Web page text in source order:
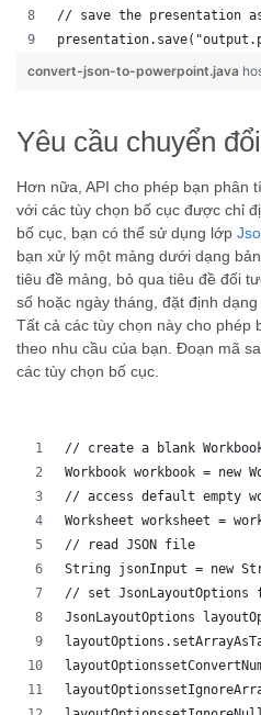
// save the presentation as
convert-json-to-powerpoint.java
Yêu cầu chuyển đổi
Hơn nữa, API cho phép bạn phân
với các tùy chọn bố cục được chỉ
bố cục, bạn có thể sử dụng lớp
bạn xử lý một mảng dưới dạng
tiêu đề mảng, bỏ qua tiêu đề đối
số hoặc ngày tháng, đặt định
Tất cả các tùy chọn này cho phép
theo nhu cầu của bạn. Đoạn mã
các tùy chọn bố cục.
// create a blank
Workbook workbook = new
// access default empty
Worksheet worksheet =
// read JSON file
String jsonInput = new
// set
JsonLayoutOptions